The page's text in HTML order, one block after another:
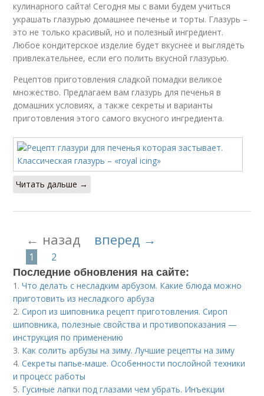
кулинарного сайта! Сегодня мы с вами будем учиться
украшать глазурью домашнее печенье и торты. Глазурь –
это не только красивый, но и полезный ингредиент.
Любое кондитерское изделие будет вкуснее и выглядеть
привлекательнее, если его полить вкусной глазурью.
Рецептов приготовления сладкой помадки великое
множество. Предлагаем вам глазурь для печенья в
домашних условиях, а также секреты и варианты
приготовления этого самого вкусного ингредиента.
Читать дальше →
← назад вперед →
1 2
Последние обновления на сайте:
1.Что делать с несладким арбузом. Какие блюда можно
приготовить из несладкого арбуза
2.Сироп из шиповника рецепт приготовления. Сироп
шиповника, полезные свойства и противопоказания —
инструкция по применению
3. Как солить арбузы на зиму. Лучшие рецепты на зиму
4.Секреты папье-маше. Особенности послойной техники
и процесс работы
5. Гусиные лапки под глазами чем убрать. Инъекции